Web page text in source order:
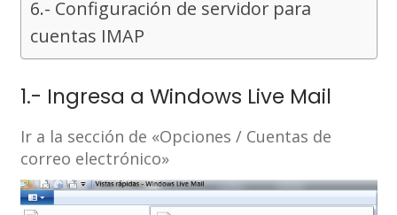
6.- Configuración de servidor para
cuentas IMAP
1.- Ingresa a Windows Live Mail
Ir a la sección de «Opciones / Cuentas de
correo electrónico»